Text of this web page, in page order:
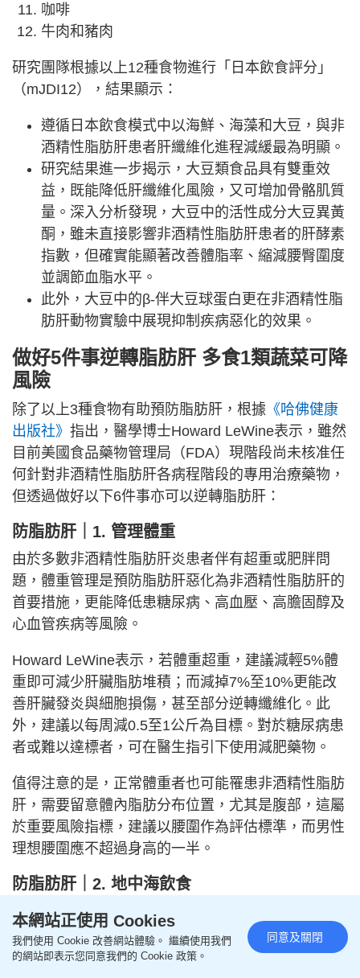
咖啡
牛肉和豬肉
研究團隊根據以上12種食物進行「日本飲食評分」
（mJDI12），結果顯示：
遵循日本飲食模式中以海鮮、海藻和大豆，與非
酒精性脂肪肝患者肝纖維化進程減緩最為明顯。
研究結果進一步揭示，大豆類食品具有雙重效
益，既能降低肝纖維化風險，又可增加骨骼肌質
量。深入分析發現，大豆中的活性成分大豆異黃
酮，雖未直接影響非酒精性脂肪肝患者的肝酵素
指數，但確實能顯著改善體脂率、縮減腰臀圍度
並調節血脂水平。
此外，大豆中的β-伴大豆球蛋白更在非酒精性脂
肪肝動物實驗中展現抑制疾病惡化的效果。
做好5件事逆轉脂肪肝 多食1類蔬菜可降
風險
除了以上3種食物有助預防脂肪肝，根據 《哈佛健康
出版社》 指出，醫學博士Howard LeWine表示，雖然
目前美國食品藥物管理局（FDA）現階段尚未核准任
何針對非酒精性脂肪肝各病程階段的專用治療藥物，
但透過做好以下6件事亦可以逆轉脂肪肝：
防脂肪肝｜1. 管理體重
由於多數非酒精性脂肪肝炎患者伴有超重或肥胖問
題，體重管理是預防脂肪肝惡化為非酒精性脂肪肝的
首要措施，更能降低患糖尿病、高血壓、高膽固醇及
心血管疾病等風險。
Howard LeWine表示，若體重超重，建議減輕5%體
重即可減少肝臟脂肪堆積；而減掉7%至10%更能改
善肝臟發炎與細胞損傷，甚至部分逆轉纖維化。此
外，建議以每周減0.5至1公斤為目標。對於糖尿病患
者或難以達標者，可在醫生指引下使用減肥藥物。
值得注意的是，正常體重者也可能罹患非酒精性脂肪
肝，需要留意體內脂肪分布位置，尤其是腹部，這屬
於重要風險指標，建議以腰圍作為評估標準，而男性
理想腰圍應不超過身高的一半。
防脂肪肝｜2. 地中海飲食
雖然任何有助於減重的飲食方式都能改善非酒精性脂
肪肝，但低熱量的地中海飲食模式被視為首選方案，
該飲食強調攝取水果、蔬菜、全穀類、豆類、堅果及
本網站正使用 Cookies
我們使用 Cookie 改善網站體驗。 繼續使用我們
的網站即表示您同意我們的 Cookie 政策。
同意及關閉